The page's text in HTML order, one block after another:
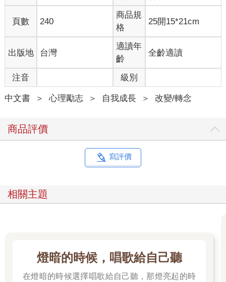
北實踐大學畢業後進社會工作，做過企劃，做過行銷，最後跑去
做資訊業專案管理，從不會寫程式，到後來會抓BUG，灌系統主
機，寫系統分析書。當過講師、跑過政府標案，曾在非營利組織
工作，常常一時半刻也說不清楚自己在做些什麼。
年輕時有遠大志向，沒想到進入職場沒多久就碰到國際金融風
暴，以及台灣人才西進大陸的年代，當時的菜鳥上班族，普遍沒
錢，窮，還怕被裁員。本想靠婚姻脫離職場生涯，洗手作羹湯成
為新科人妻，沒想到被當時交往多年的男友回絕，這下婚結不
放飛自我。
交給老闆，還鬧了一場人盡皆知的家庭革命；三十一歲提著三十
公斤的行李奔赴紐西蘭，脫下高跟鞋跟套裝，到國外打工度假四
的世界，歸國後因為太想分享這段神奇的經歷，於是將心路歷程
寫在旅遊論壇跟部落格網站中，於是有了出書、成為作家的契
我的同事自殺了，在我簽署他的離職同意書兩天後。
頁數 240
商品規
格
25開15*21cm
出版地 台灣
適讀年
齡
全齡適讀
注音 級別
中文書 ＞ 心理勵志 ＞ 自我成長 ＞ 改變/轉念
商品評價
寫評價
相關主題
燈暗的時候，唱歌給自己聽
在燈暗的時候選擇唱歌給自己聽，那燈亮起的時